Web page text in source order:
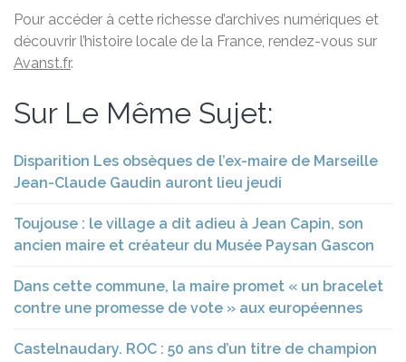
Pour accéder à cette richesse d’archives numériques et
découvrir l’histoire locale de la France, rendez-vous sur
Avanst.fr.
Sur Le Même Sujet:
Disparition Les obsèques de l’ex-maire de Marseille
Jean-Claude Gaudin auront lieu jeudi
Toujouse : le village a dit adieu à Jean Capin, son
ancien maire et créateur du Musée Paysan Gascon
Dans cette commune, la maire promet « un bracelet
contre une promesse de vote » aux européennes
Castelnaudary. ROC : 50 ans d’un titre de champion